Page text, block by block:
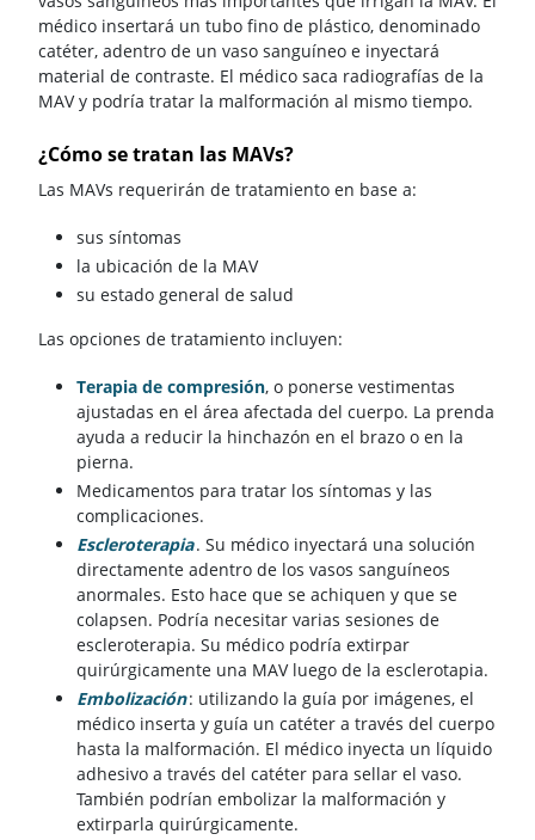
médico insertará un tubo fino de plástico, denominado
catéter, adentro de un vaso sanguíneo e inyectará
material de contraste. El médico saca radiografías de la
MAV y podría tratar la malformación al mismo tiempo.
¿Cómo se tratan las MAVs?
Las MAVs requerirán de tratamiento en base a:
sus síntomas
la ubicación de la MAV
su estado general de salud
Las opciones de tratamiento incluyen:
Terapia de compresión, o ponerse vestimentas
ajustadas en el área afectada del cuerpo. La prenda
ayuda a reducir la hinchazón en el brazo o en la
pierna.
Medicamentos para tratar los síntomas y las
complicaciones.
Escleroterapia. Su médico inyectará una solución
directamente adentro de los vasos sanguíneos
anormales. Esto hace que se achiquen y que se
colapsen. Podría necesitar varias sesiones de
escleroterapia. Su médico podría extirpar
quirúrgicamente una MAV luego de la esclerotapia.
Embolización: utilizando la guía por imágenes, el
médico inserta y guía un catéter a través del cuerpo
hasta la malformación. El médico inyecta un líquido
adhesivo a través del catéter para sellar el vaso.
También podrían embolizar la malformación y
extirparla quirúrgicamente.